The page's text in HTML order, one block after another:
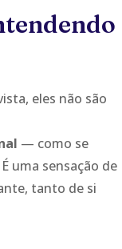
eles não são
— como se
uma sensação de
tanto de si